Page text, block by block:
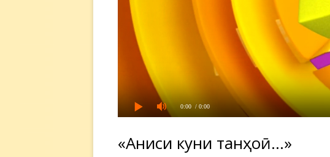
0:00 / 0:00
«Аниси кунҷи танҳоӣ…»